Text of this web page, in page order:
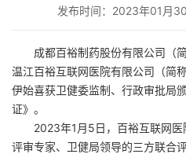
发布时间：2023年01月
成都百裕制药股份有限公司（
温江百裕互联网医院有限公司（简
伊始喜获卫健委监制、行政审批局
证》。
2023年1月5日，百裕互联网
评审专家、卫健局领导的三方联合